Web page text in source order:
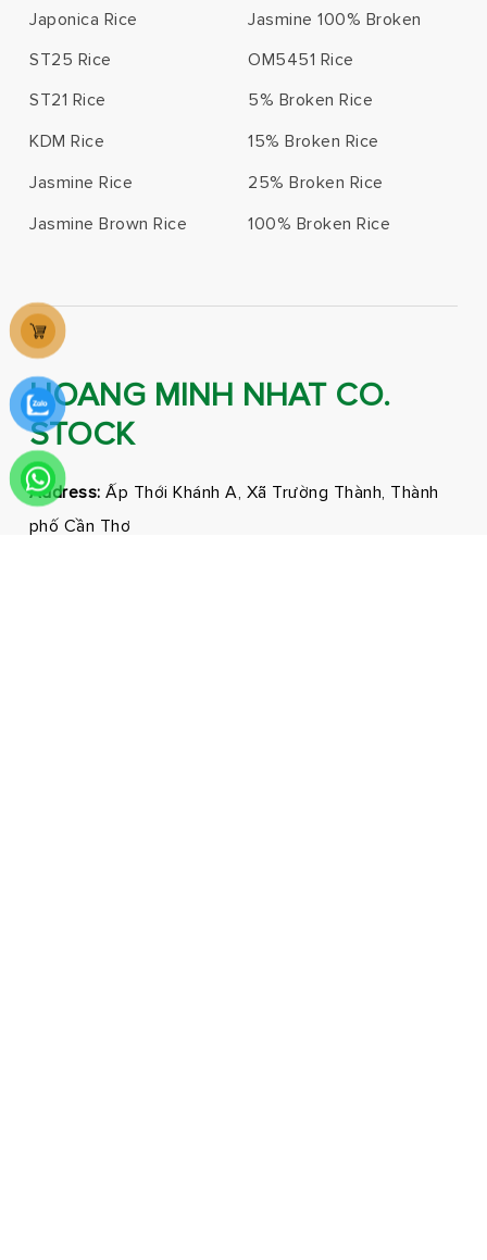
Japonica Rice
ST25 Rice
ST21 Rice
KDM Rice
Jasmine Rice
Jasmine Brown Rice
Jasmine 100% Broken
OM5451 Rice
5% Broken Rice
15% Broken Rice
25% Broken Rice
100% Broken Rice
HOANG MINH NHAT CO.
STOCK
Address:Ấp Thới Khánh A, Xã Trường Thành, Thành
phố Cần Thơ